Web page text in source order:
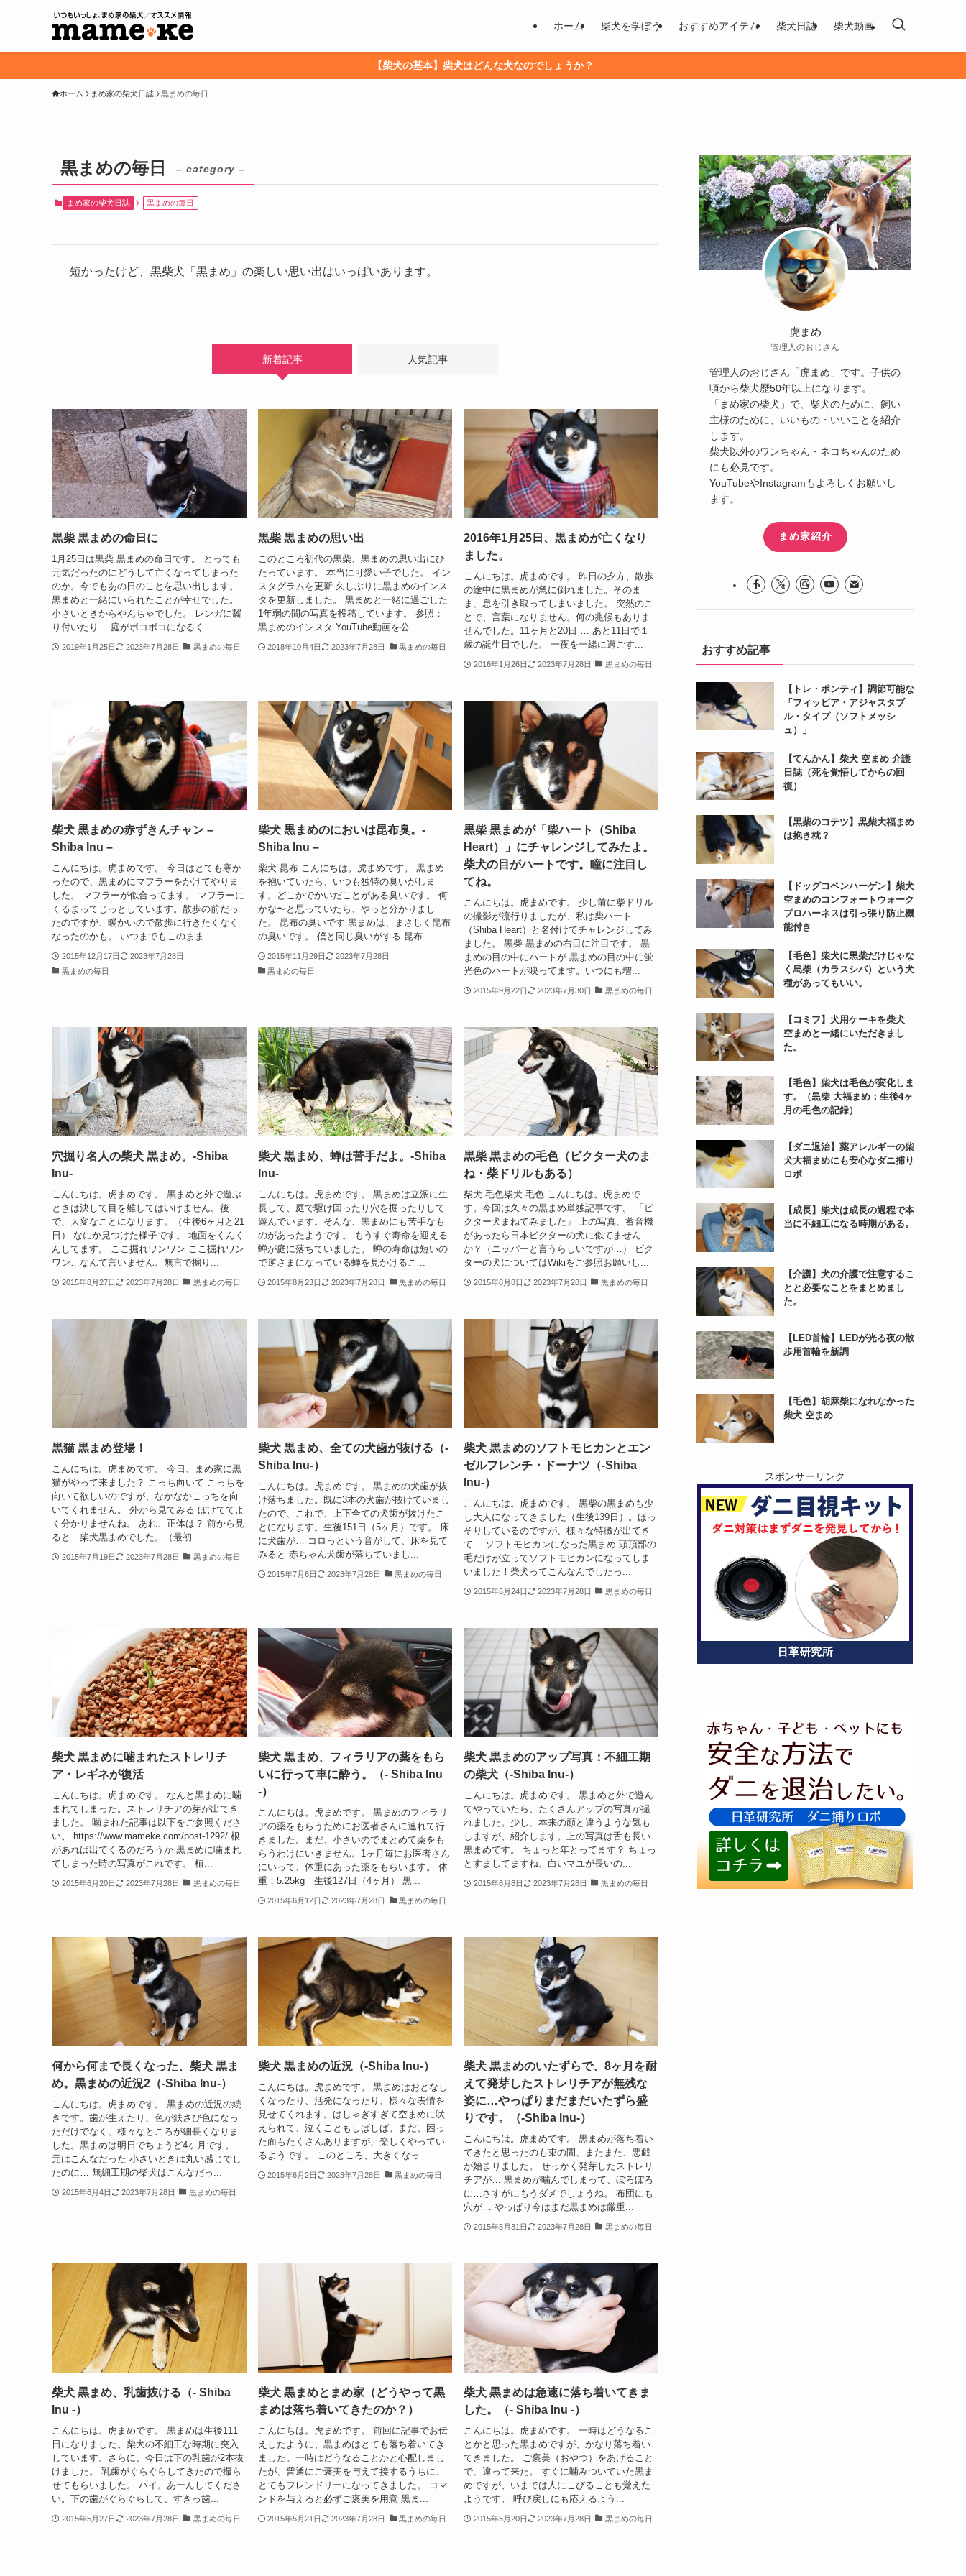
ホーム 柴犬を学ぼう おすすめアイテム 柴犬日誌 柴犬動画
【柴犬の基本】柴犬はどんな犬なのでしょうか？
ホーム まめ家の柴犬日誌 黒まめの毎日
黒まめの毎日 – category –
まめ家の柴犬日誌 黒まめの毎日
短かったけど、黒柴犬「黒まめ」の楽しい思い出はいっぱいあります。
新着記事 人気記事
黒柴 黒まめの命日に
1月25日は黒柴 黒まめの命日です。 とっても
元気だったのにどうして亡くなってしまった
のか。今でもあの日のことを思い出します。
黒まめと一緒にいられたことが幸せでした。
小さいときからやんちゃでした。 レンガに齧
り付いたり… 庭がボコボコになるく...
2019年1月25日 2023年7月28日 黒まめの毎日
黒柴 黒まめの思い出
このところ初代の黒柴、黒まめの思い出にひ
たっています。 本当に可愛い子でした。 イン
スタグラムを更新 久しぶりに黒まめのインス
タを更新しました。 黒まめと一緒に過ごした
1年弱の間の写真を投稿しています。 参照：
黒まめのインスタ YouTube動画を公...
2018年10月4日 2023年7月28日 黒まめの毎日
2016年1月25日、黒まめが亡くなり
ました。
こんにちは。虎まめです。 昨日の夕方、散歩
の途中に黒まめが急に倒れました。そのま
ま、息を引き取ってしまいました。 突然のこ
とで、言葉になりません。何の兆候もありま
せんでした。11ヶ月と20日 … あと11日で１
歳の誕生日でした。 一夜を一緒に過ごす...
2016年1月26日 2023年7月28日 黒まめの毎日
柴犬 黒まめの赤ずきんチャン –
Shiba Inu –
こんにちは。虎まめです。 今日はとても寒か
ったので、黒まめにマフラーをかけてやりま
した。 マフラーが似合ってます。 マフラーに
くるまってじっとしています。散歩の前だっ
たのですが、暖かいので散歩に行きたくなく
なったのかも。 いつまでもこのまま...
2015年12月17日
2023年7月28日
黒まめの毎日
柴犬 黒まめのにおいは昆布臭。-
Shiba Inu –
柴犬 昆布 こんにちは。虎まめです。 黒まめ
を抱いていたら、いつも独特の臭いがしま
す。どこかでかいだことがある臭いです。 何
かな〜と思っていたら、やっと分かりまし
た。 昆布の臭いです 黒まめは、まさしく昆布
の臭いです。 僕と同じ臭いがする 昆布...
2015年11月29日
2023年7月28日
黒まめの毎日
黒柴 黒まめが「柴ハート（Shiba
Heart）」にチャレンジしてみたよ。
柴犬の目がハートです。瞳に注目し
てね。
こんにちは。虎まめです。 少し前に柴ドリル
の撮影が流行りましたが、私は柴ハート
（Shiba Heart）と名付けてチャレンジしてみ
ました。 黒柴 黒まめの右目に注目です。 黒
まめの目の中にハートが 黒まめの目の中に蛍
光色のハートが映ってます。いつにも増...
2015年9月22日 2023年7月30日 黒まめの毎日
穴掘り名人の柴犬 黒まめ。-Shiba
Inu-
こんにちは。虎まめです。 黒まめと外で遊ぶ
ときは決して目を離してはいけません。後
で、大変なことになります。（生後6ヶ月と21
日） なにか見つけた様子です。 地面をくんく
んしてます。 ここ掘れワンワン ここ掘れワン
ワン…なんて言いません。無言で掘り...
2015年8月27日 2023年7月28日 黒まめの毎日
柴犬 黒まめ、蝉は苦手だよ。-Shiba
Inu-
こんにちは。虎まめです。 黒まめは立派に生
長して、庭で駆け回ったり穴を掘ったりして
遊んでいます。そんな、黒まめにも苦手なも
のがあったようです。 もうすぐ寿命を迎える
蝉が庭に落ちていました。 蝉の寿命は短いの
で逆さまになっている蝉を見かけるこ...
2015年8月23日 2023年7月28日 黒まめの毎日
黒柴 黒まめの毛色（ビクター犬のま
ね・柴ドリルもある）
柴犬 毛色柴犬 毛色 こんにちは。虎まめで
す。今回は久々の黒まめ単独記事です。 「ビ
クター犬まねてみました」 上の写真、蓄音機
があったら日本ビクターの犬に似てません
か？（ニッパーと言うらしいですが…） ビク
ターの犬についてはWikiをご参照お願いし...
2015年8月8日 2023年7月28日 黒まめの毎日
黒猫 黒まめ登場！
こんにちは。虎まめです。 今日、まめ家に黒
猫がやって来ました？ こっち向いて こっちを
向いて欲しいのですが、なかなかこっちを向
いてくれません。 外から見てみる ぼけててよ
く分かりませんね。 あれ、正体は？ 前から見
ると…柴犬黒まめでした。（最初...
2015年7月19日 2023年7月28日 黒まめの毎日
柴犬 黒まめ、全ての犬歯が抜ける（-
Shiba Inu-）
こんにちは。虎まめです。 黒まめの犬歯が抜
け落ちました。既に3本の犬歯が抜けていまし
たので、これで、上下全ての犬歯が抜けたこ
とになります。生後151日（5ヶ月）です。 床
に犬歯が… コロっという音がして、床を見て
みると 赤ちゃん犬歯が落ちていまし...
2015年7月6日 2023年7月28日 黒まめの毎日
柴犬 黒まめのソフトモヒカンとエン
ゼルフレンチ・ドーナツ（-Shiba
Inu-）
こんにちは。虎まめです。 黒柴の黒まめも少
し大人になってきました（生後139日）。ほっ
そりしているのですが、様々な特徴が出てき
て… ソフトモヒカンになった黒まめ 頭頂部の
毛だけが立ってソフトモヒカンになってしま
いました！柴犬ってこんなんでしたっ...
2015年6月24日 2023年7月28日 黒まめの毎日
柴犬 黒まめに噛まれたストレリチ
ア・レギネが復活
こんにちは。虎まめです。 なんと黒まめに噛
まれてしまった。ストレリチアの芽が出てき
ました。 噛まれた記事は以下をご参照くださ
い。 https://www.mameke.com/post-1292/ 根
があれば出てくるのだろうか 黒まめに噛まれ
てしまった時の写真がこれです。 植...
2015年6月20日 2023年7月28日 黒まめの毎日
柴犬 黒まめ、フィラリアの薬をもら
いに行って車に酔う。（- Shiba Inu
-）
こんにちは。虎まめです。 黒まめのフィラリ
アの薬をもらうためにお医者さんに連れて行
きました。まだ、小さいのでまとめて薬をも
らうわけにいきません。1ヶ月毎にお医者さん
にいって、体重にあった薬をもらいます。 体
重：5.25kg 生後127日（4ヶ月） 黒...
2015年6月12日 2023年7月28日 黒まめの毎日
柴犬 黒まめのアップ写真：不細工期
の柴犬（-Shiba Inu-）
こんにちは。虎まめです。 黒まめと外で遊ん
でやっていたら、たくさんアップの写真が撮
れました。少し、本来の顔と違うような気も
しますが、紹介します。上の写真は舌も長い
黒まめです。 ちょっと年とってます？ ちょっ
とすましてますね。白いマユが長いの...
2015年6月8日 2023年7月28日 黒まめの毎日
何から何まで長くなった、柴犬 黒ま
め。黒まめの近況2（-Shiba Inu-）
こんにちは。虎まめです。 黒まめの近況の続
きです。歯が生えたり、色が鉄さび色になっ
ただけでなく、様々なところが細長くなりま
した。黒まめは明日でちょうど4ヶ月です。
元はこんなだった 小さいときは丸い感じでし
たのに… 無細工期の柴犬はこんなだっ...
2015年6月4日 2023年7月28日 黒まめの毎日
柴犬 黒まめの近況（-Shiba Inu-）
こんにちは。虎まめです。 黒まめはおとなし
くなったり、活発になったり、様々な表情を
見せてくれます。はしゃぎすぎて空まめに吠
えられて、泣くこともしばしば。まだ、困っ
た面もたくさんありますが、楽しくやってい
るようです。 このところ、大きくなっ...
2015年6月2日 2023年7月28日 黒まめの毎日
柴犬 黒まめのいたずらで、8ヶ月を耐
えて発芽したストレリチアが無残な
姿に…やっぱりまだまだいたずら盛
りです。（-Shiba Inu-）
こんにちは。虎まめです。 黒まめが落ち着い
てきたと思ったのも束の間、またまた、悪戯
が始まりました。 せっかく発芽したストレリ
チアが… 黒まめが噛んでしまって、ぼろぼろ
に…さすがにもうダメでしょうね。 布団にも
穴が… やっぱり今はまだ黒まめは厳重...
2015年5月31日 2023年7月28日 黒まめの毎日
柴犬 黒まめ、乳歯抜ける（- Shiba
Inu -）
こんにちは。虎まめです。 黒まめは生後111
日になりました。柴犬の不細工な時期に突入
しています。さらに、今日は下の乳歯が2本抜
けました。 乳歯がぐらぐらしてきたので撮ら
せてもらいました。 ハイ。あーんしてくださ
い。下の歯がぐらぐらして、すきっ歯...
2015年5月27日 2023年7月28日 黒まめの毎日
柴犬 黒まめとまめ家（どうやって黒
まめは落ち着いてきたのか？）
こんにちは。虎まめです。 前回に記事でお伝
えしたように、黒まめはとても落ち着いてき
ました。一時はどうなることかと心配しまし
たが、普通にご褒美を与えて接するうちに、
とてもフレンドリーになってきました。 コマ
ンドを与えると必ずご褒美を用意 黒ま...
2015年5月21日 2023年7月28日 黒まめの毎日
柴犬 黒まめは急速に落ち着いてきま
した。（- Shiba Inu -）
こんにちは。虎まめです。 一時はどうなるこ
とかと思った黒まめですが、かなり落ち着い
てきました。 ご褒美（おやつ）をあげること
で、違って来た。 すぐに噛みついていた黒ま
めですが、いまでは人にこびることも覚えた
ようです。 呼び戻しにも応えるよう...
2015年5月20日 2023年7月28日 黒まめの毎日
虎まめ
管理人のおじさん
管理人のおじさん「虎まめ」です。子供の
頃から柴犬歴50年以上になります。
「まめ家の柴犬」で、柴犬のために、飼い
主様のために、いいもの・いいことを紹介
します。
柴犬以外のワンちゃん・ネコちゃんのため
にも必見です。
YouTubeやInstagramもよろしくお願いし
ます。
まめ家紹介
おすすめ記事
【トレ・ポンティ】調節可能な
「フィッビア・アジャスタブ
ル・タイプ（ソフトメッシ
ュ）」
【てんかん】柴犬 空まめ 介護
日誌（死を覚悟してからの回
復）
【黒柴のコテツ】黒柴大福まめ
は抱き枕？
【ドッグコペンハーゲン】柴犬
空まめのコンフォートウォーク
プロハーネスは引っ張り防止機
能付き
【毛色】柴犬に黒柴だけじゃな
く烏柴（カラスシバ）という犬
種があってもいい。
【コミフ】犬用ケーキを柴犬
空まめと一緒にいただきまし
た。
【毛色】柴犬は毛色が変化しま
す。（黒柴 大福まめ：生後4ヶ
月の毛色の記録）
【ダニ退治】薬アレルギーの柴
犬大福まめにも安心なダニ捕り
ロボ
【成長】柴犬は成長の過程で本
当に不細工になる時期がある。
【介護】犬の介護で注意するこ
とと必要なことをまとめまし
た。
【LED首輪】LEDが光る夜の散
歩用首輪を新調
【毛色】胡麻柴になれなかった
柴犬 空まめ
スポンサーリンク